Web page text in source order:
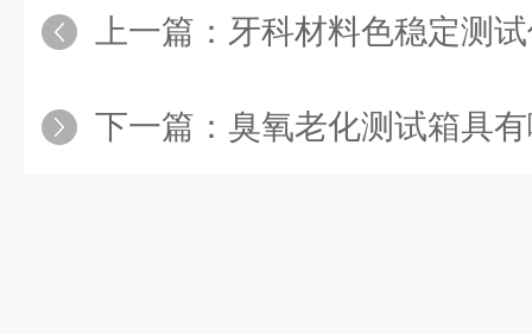
上一篇： 牙科材料色稳定测
下一篇： 臭氧老化测试箱具